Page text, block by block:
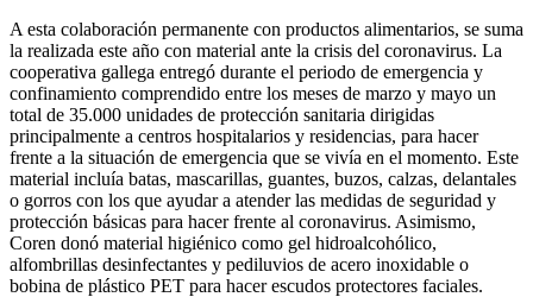
A esta colaboración permanente con productos alimentarios, se suma
la realizada este año con material ante la crisis del coronavirus. La
cooperativa gallega entregó durante el periodo de emergencia y
confinamiento comprendido entre los meses de marzo y mayo un
total de 35.000 unidades de protección sanitaria dirigidas
principalmente a centros hospitalarios y residencias, para hacer
frente a la situación de emergencia que se vivía en el momento. Este
material incluía batas, mascarillas, guantes, buzos, calzas, delantales
o gorros con los que ayudar a atender las medidas de seguridad y
protección básicas para hacer frente al coronavirus. Asimismo,
Coren donó material higiénico como gel hidroalcohólico,
alfombrillas desinfectantes y pediluvios de acero inoxidable o
bobina de plástico PET para hacer escudos protectores faciales.